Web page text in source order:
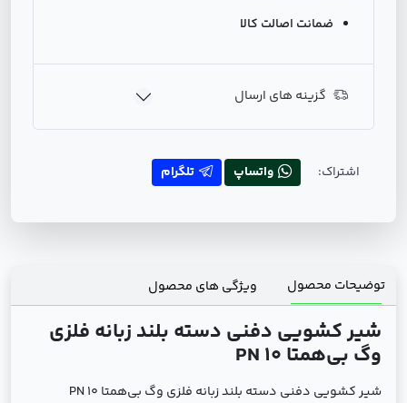
ضمانت اصالت کالا
گزینه های ارسال
اشتراک: واتساپ تلگرام
توضیحات محصول ویژگی های محصول
شیر کشویی دفنی دسته بلند زبانه فلزی
وگ بی‌همتا PN 10
شیر کشویی دفنی دسته بلند زبانه فلزی وگ بی‌همتا PN 10